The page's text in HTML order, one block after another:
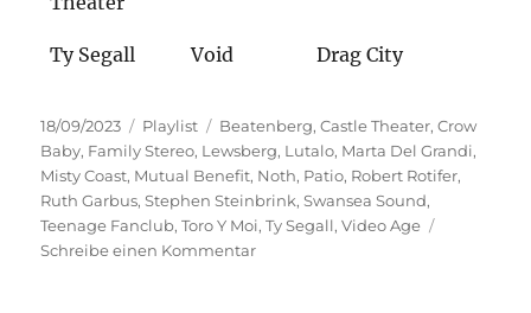
Ty Segall Void Drag City
Veröffentlicht
am
18/09/2023 Kategorien
Playlist Schlagwörter
Beatenberg,Castle Theater,Crow
Baby, Family Stereo, Lewsberg, Lutalo, Marta Del Grandi,
Misty Coast, Mutual Benefit, Noth, Patio, Robert Rotifer,
Ruth Garbus,Stephen Steinbrink,Swansea Sound,
Teenage Fanclub,Toro Y Moi,Ty Segall,Video Age
Schreibe einen Kommentarzu